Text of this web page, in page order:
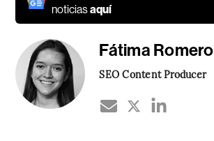
noticiasaquí
Fátima Romero
SEO Content Producer